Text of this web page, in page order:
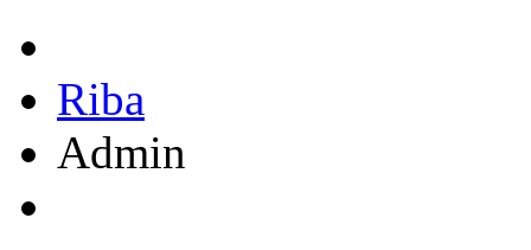
Riba
Admin